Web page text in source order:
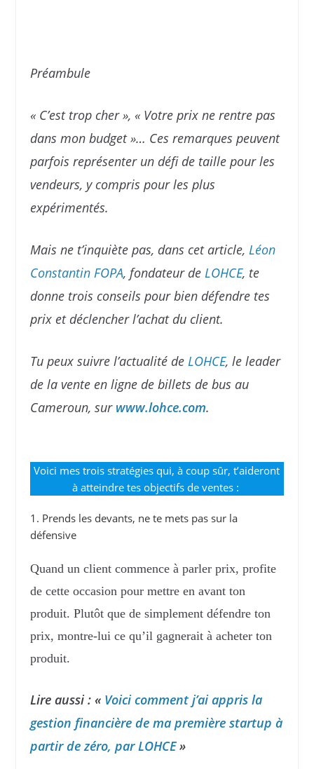
Préambule
« C’est trop cher », « Votre prix ne rentre pas
dans mon budget »… Ces remarques peuvent
parfois représenter un défi de taille pour les
vendeurs, y compris pour les plus
expérimentés.
Mais ne t’inquiète pas, dans cet article, Léon
Constantin FOPA, fondateur de LOHCE, te
donne trois conseils pour bien défendre tes
prix et déclencher l’achat du client.
Tu peux suivre l’actualité de LOHCE, le leader
de la vente en ligne de billets de bus au
Cameroun, sur www.lohce.com.
Voici mes trois stratégies qui, à coup sûr, t’aideront
à atteindre tes objectifs de ventes :
1. Prends les devants, ne te mets pas sur la
défensive
Quand un client commence à parler prix, profite
de cette occasion pour mettre en avant ton
produit. Plutôt que de simplement défendre ton
prix, montre-lui ce qu’il gagnerait à acheter ton
produit.
Lire aussi : « Voici comment j’ai appris la
gestion financière de ma première startup à
partir de zéro, par LOHCE»